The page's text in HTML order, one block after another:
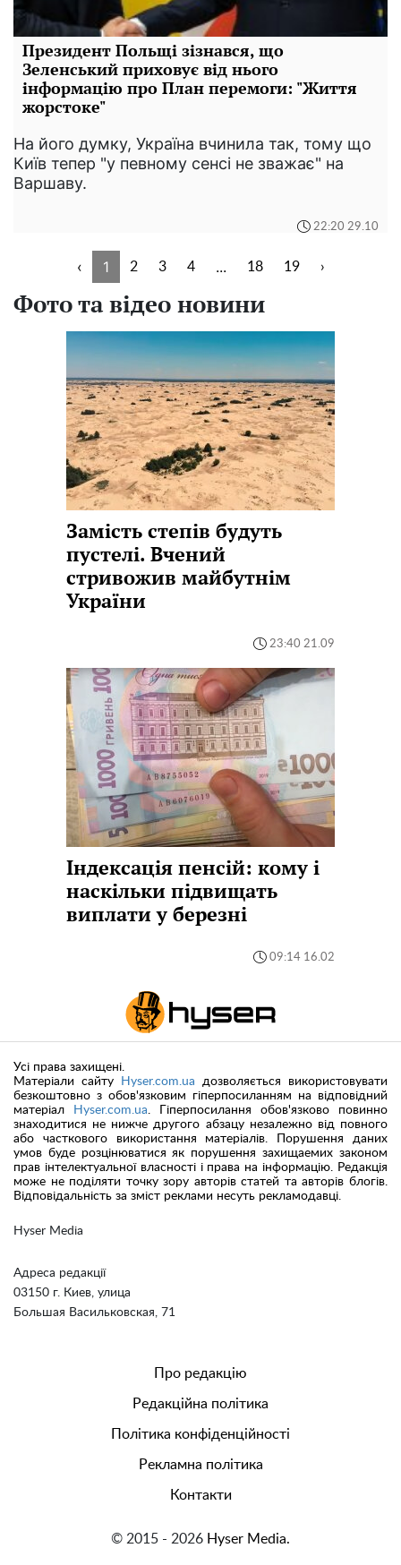
Президент Польщі зізнався, що
Зеленський приховує від нього
інформацію про План перемоги: "Життя
жорстоке"
На його думку, Україна вчинила так, тому що
Київ тепер "у певному сенсі не зважає" на
Варшаву.
22:20 29.10
‹ 1 2 3 4 ... 18 19 ›
Фото та відео новини
Замість степів будуть
пустелі. Вчений
стривожив майбутнім
України
23:40 21.09
Індексація пенсій: кому і
наскільки підвищать
виплати у березні
09:14 16.02
Hyser Media
Адреса редакції
03150 г. Киев, улица
Большая Васильковская, 71
Усі права захищені.
Матеріали сайту
Hyser.com.ua дозволяється використовувати
безкоштовно з обов'язковим гіперпосиланням на відповідний
матеріал
Hyser.com.ua. Гіперпосилання обов'язково повинно
знаходитися не нижче другого абзацу незалежно від повного
або часткового використання матеріалів. Порушення даних
умов буде розцінюватися як порушення захищаемих законом
прав інтелектуальної власності і права на інформацію. Редакція
може не поділяти точку зору авторів статей та авторів блогів.
Відповідальність за зміст реклами несуть рекламодавці.
Про редакцію
Редакційна політика
Політика конфіденційності
Рекламна політика
Контакти
© 2015 - 2026 Hyser Media.